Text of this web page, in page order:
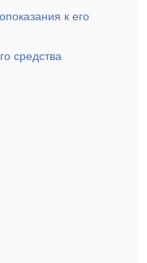
к его
средства